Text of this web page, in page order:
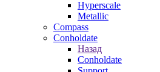
Hyperscale
Metallic
Compass
Conholdate
Назад
Conholdate